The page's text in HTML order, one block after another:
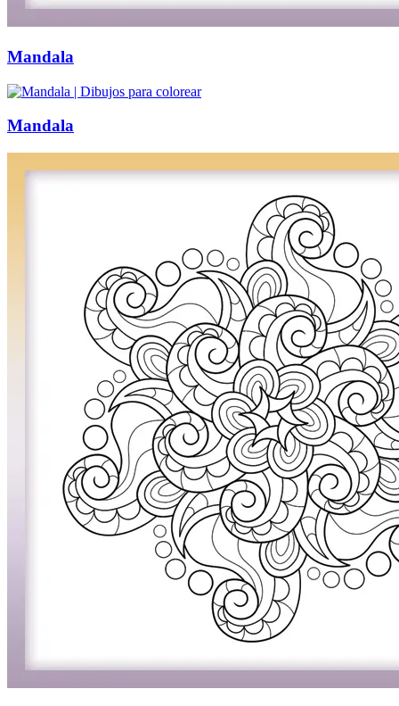
Mandala
Mandala